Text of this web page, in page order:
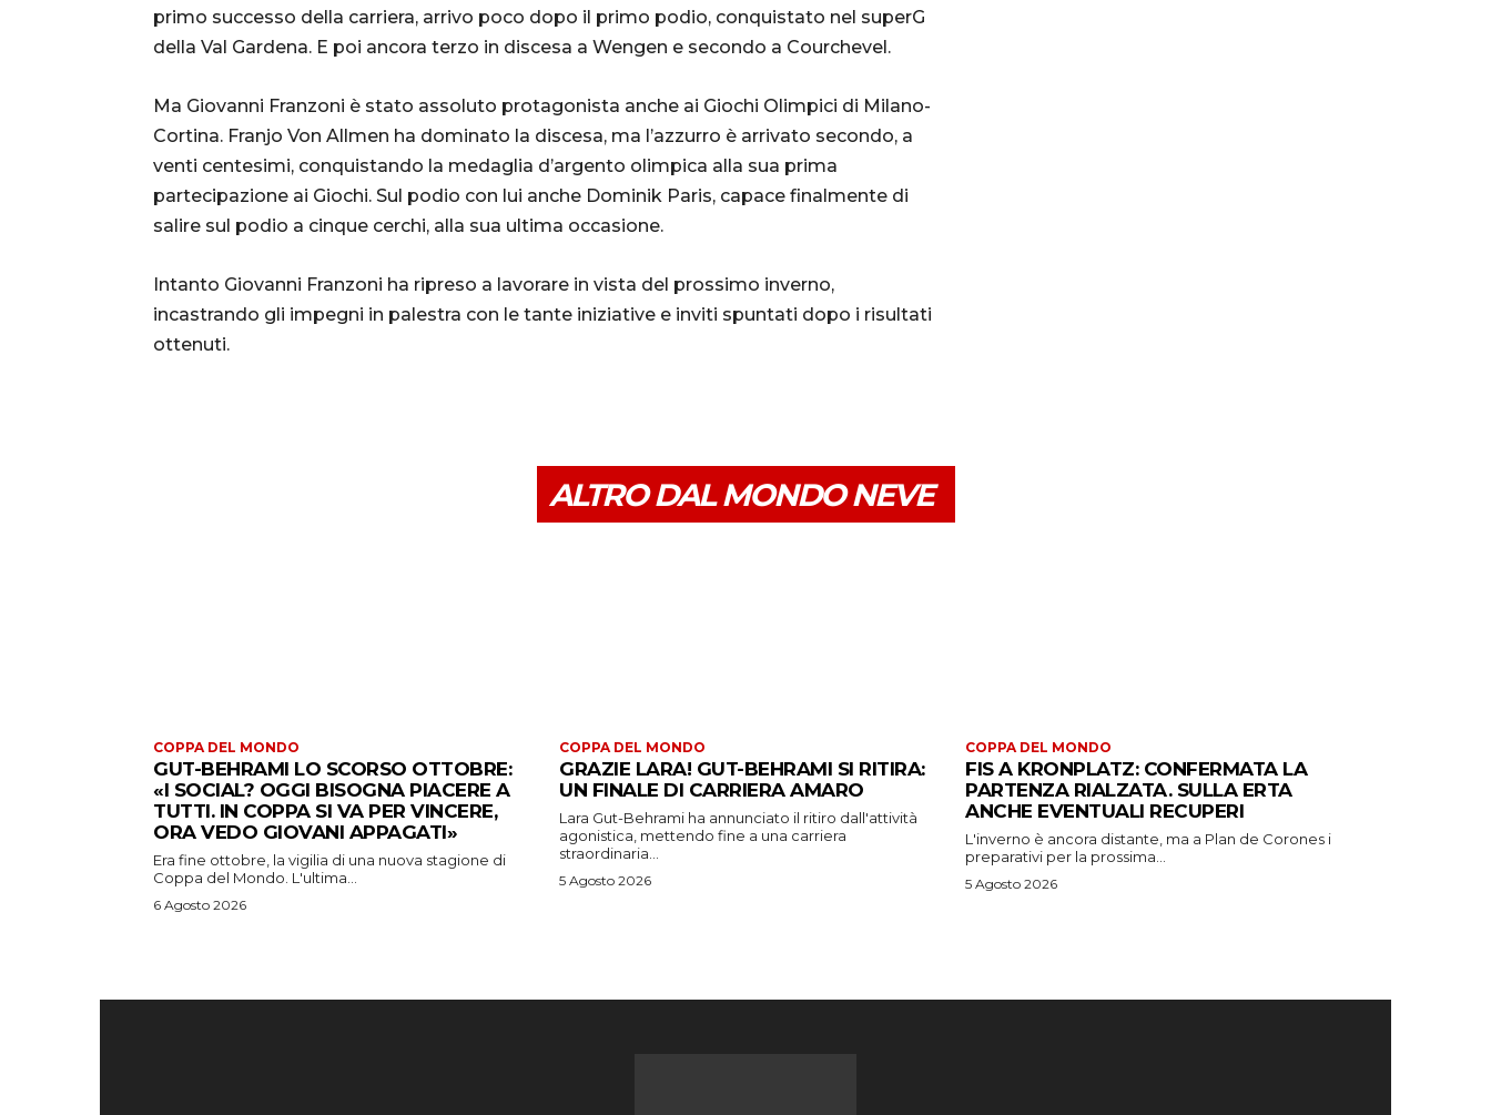
primo successo della carriera, arrivo poco dopo il primo podio, conquistato nel superG
della Val Gardena. E poi ancora terzo in discesa a Wengen e secondo a Courchevel.
Ma Giovanni Franzoni è stato assoluto protagonista anche ai Giochi Olimpici di Milano-
Cortina. Franjo Von Allmen ha dominato la discesa, ma l’azzurro è arrivato secondo, a
venti centesimi, conquistando la medaglia d’argento olimpica alla sua prima
partecipazione ai Giochi. Sul podio con lui anche Dominik Paris, capace finalmente di
salire sul podio a cinque cerchi, alla sua ultima occasione.
Intanto Giovanni Franzoni ha ripreso a lavorare in vista del prossimo inverno,
incastrando gli impegni in palestra con le tante iniziative e inviti spuntati dopo i risultati
ottenuti.
ALTRO DAL MONDO NEVE
COPPA DEL MONDO
GUT-BEHRAMI LO SCORSO OTTOBRE:
«I SOCIAL? OGGI BISOGNA PIACERE A
TUTTI. IN COPPA SI VA PER VINCERE,
ORA VEDO GIOVANI APPAGATI»
Era fine ottobre, la vigilia di una nuova stagione di
Coppa del Mondo. L'ultima...
6 Agosto 2026
COPPA DEL MONDO
GRAZIE LARA! GUT-BEHRAMI SI RITIRA:
UN FINALE DI CARRIERA AMARO
Lara Gut-Behrami ha annunciato il ritiro dall'attività
agonistica, mettendo fine a una carriera
straordinaria...
5 Agosto 2026
COPPA DEL MONDO
FIS A KRONPLATZ: CONFERMATA LA
PARTENZA RIALZATA. SULLA ERTA
ANCHE EVENTUALI RECUPERI
L'inverno è ancora distante, ma a Plan de Corones i
preparativi per la prossima...
5 Agosto 2026